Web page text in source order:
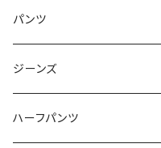
50/XL～
48/L
50/XL～
46/M
48/L
50/XL～
～44/S
46/M
48/L
パンツ
～44/S
46/M
ジーンズ
～44/S
ハーフパンツ